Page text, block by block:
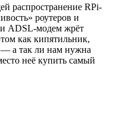
распространение RPi-
роутеров и
ADSL-модем жрёт
как кипятильник,
— а так ли нам нужна
неё купить самый